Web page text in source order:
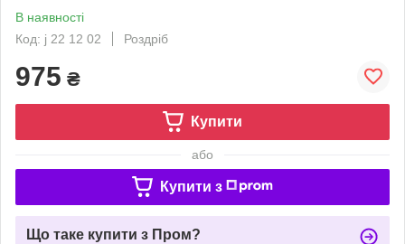
В наявності
Код: j 22 12 02
Роздріб
975 ₴
Купити
або
Купити з
Що таке купити з Пром?